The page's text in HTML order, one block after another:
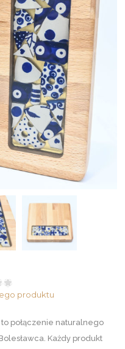
produktu
połączenie naturalnego
Każdy produkt